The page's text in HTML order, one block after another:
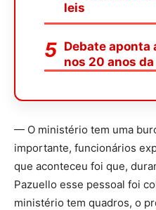
leis
Debate aponta
nos 20 anos
— O ministério tem uma
importante, funcionários
que aconteceu foi que,
Pazuello esse pessoal foi
ministério tem quadros, o